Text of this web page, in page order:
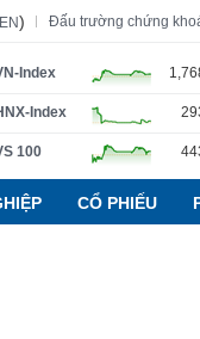
EN) Đấu trường chứng
Index
Index
100
CỔ PHIẾU
khoán Lãnh đạo